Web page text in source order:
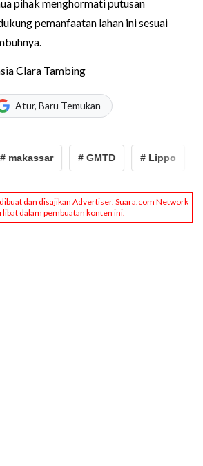
pihak menghormati putusan
pemanfaatan lahan ini sesuai
Clara Tambing
Atur, Baru Temukan
# GMTD # Lippo